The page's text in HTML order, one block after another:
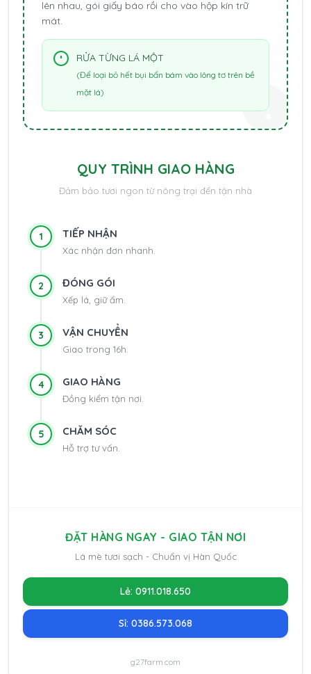
lên nhau, gói giấy báo rồi cho vào hộp kín trữ
mát.
RỬA TỪNG LÁ MỘT
(Để loại bỏ hết bụi bẩn bám vào lông tơ trên bề
mặt lá)
QUY TRÌNH GIAO HÀNG
Đảm bảo tươi ngon từ nông trại đến tận nhà
1 TIẾP NHẬN
Xác nhận đơn nhanh.
2 ĐÓNG GÓI
Xếp lá, giữ ẩm.
3 VẬN CHUYỂN
Giao trong 16h.
4 GIAO HÀNG
Đồng kiểm tận nơi.
5 CHĂM SÓC
Hỗ trợ tư vấn.
ĐẶT HÀNG NGAY - GIAO TẬN NƠI
Lá mè tươi sạch - Chuẩn vị Hàn Quốc
Lẻ: 0911.018.650
Sỉ: 0386.573.068
g27farm.com